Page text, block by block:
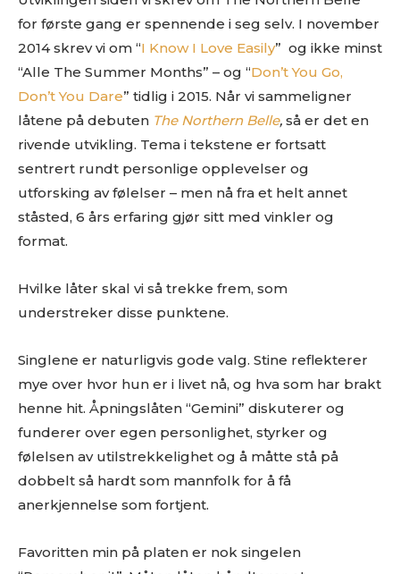
for første gang er spennende i seg selv. I november
2014 skrev vi om “I Know I Love Easily” og ikke minst
“Alle The Summer Months” – og “Don’t You Go,
Don’t You Dare” tidlig i 2015. Når vi sammeligner
låtene på debuten The Northern Belle, så er det en
rivende utvikling. Tema i tekstene er fortsatt
sentrert rundt personlige opplevelser og
utforsking av følelser – men nå fra et helt annet
ståsted, 6 års erfaring gjør sitt med vinkler og
format.
Hvilke låter skal vi så trekke frem, som
understreker disse punktene.
Singlene er naturligvis gode valg. Stine reflekterer
mye over hvor hun er i livet nå, og hva som har brakt
henne hit. Åpningslåten “Gemini” diskuterer og
funderer over egen personlighet, styrker og
følelsen av utilstrekkelighet og å måtte stå på
dobbelt så hardt som mannfolk for å få
anerkjennelse som fortjent.
Favoritten min på platen er nok singelen